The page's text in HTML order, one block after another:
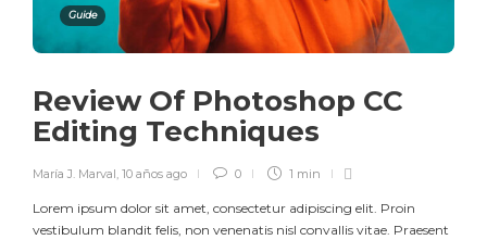
Guide
Review Of Photoshop CC
Editing Techniques
María J. Marval, 10 años ago 0 1 min
Lorem ipsum dolor sit amet, consectetur adipiscing elit. Proin
vestibulum blandit felis, non venenatis nisl convallis vitae. Praesent